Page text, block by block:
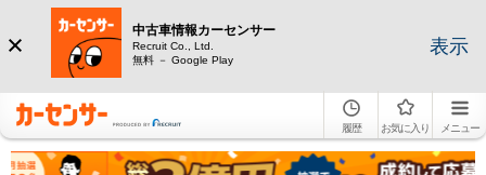
中古車情報カーセンサー
Recruit Co., Ltd.
無料 － Google Play
表示
履歴 お気に入り メニュー